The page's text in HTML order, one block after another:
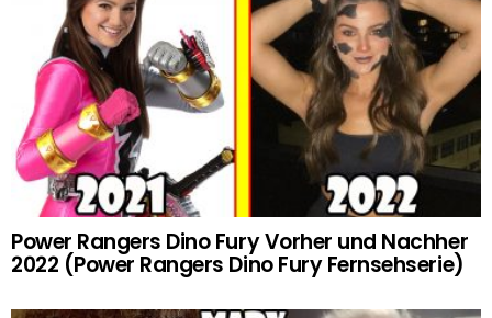
Power Rangers Dino Fury Vorher und Nachher
2022 (Power Rangers Dino Fury Fernsehserie)